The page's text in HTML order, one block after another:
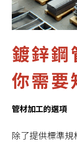
鍍鋅鋼
你需要
管材加工的選項
除了提供標準